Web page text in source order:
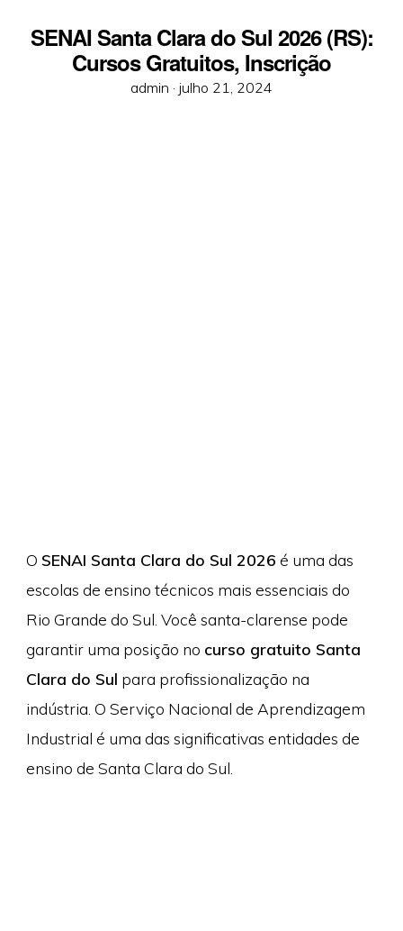
SENAI Santa Clara do Sul 2026 (RS):
Cursos Gratuitos, Inscrição
admin · Posted
julho 21, 2024
O SENAI Santa Clara do Sul 2026 é uma das
escolas de ensino técnicos mais essenciais do
Rio Grande do Sul. Você santa-clarense pode
garantir uma posição no curso gratuito Santa
Clara do Sul para profissionalização na
indústria. O Serviço Nacional de Aprendizagem
Industrial é uma das significativas entidades de
ensino de Santa Clara do Sul.